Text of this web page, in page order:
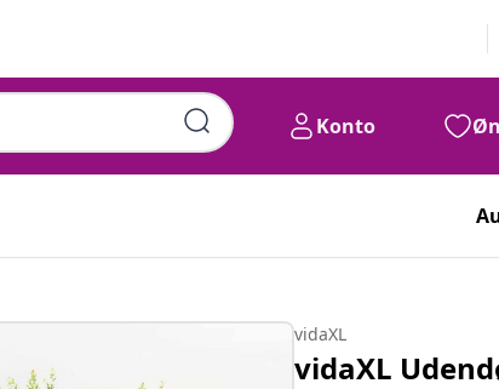
Konto DKK
vidaXL
vidaXL